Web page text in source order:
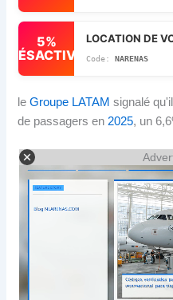
5%
DÉSACTIVÉ
LOCATION DE
NARENAS
leGroupe LATAM signalé
de passagers en 2025, un